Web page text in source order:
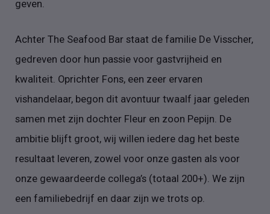
geven.
Achter The Seafood Bar staat de familie De Visscher,
gedreven door hun passie voor gastvrijheid en
kwaliteit. Oprichter Fons, een zeer ervaren
vishandelaar, begon dit avontuur twaalf jaar geleden
samen met zijn dochter Fleur en zoon Pepijn. De
ambitie blijft groot, wij willen iedere dag het beste
resultaat leveren, zowel voor onze gasten als voor
onze gewaardeerde collega’s (totaal 200+). We zijn
een familiebedrijf en daar zijn we trots op.